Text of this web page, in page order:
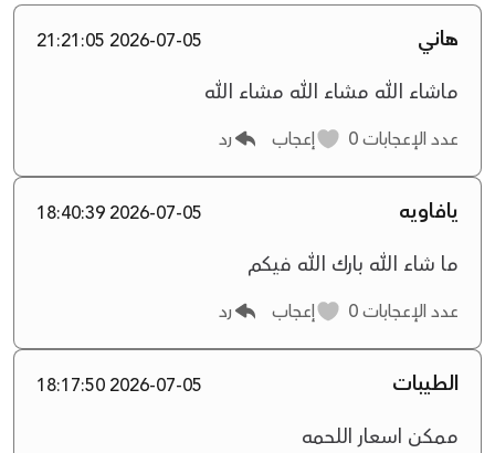
هاني 2026-07-05 21:21:05
ماشاء الله مشاء الله مشاء الله
عدد الإعجابات إعجاب رد
يافاويه 2026-07-05 18:40:39
ما شاء الله بارك الله فيكم
عدد الإعجابات إعجاب رد
الطيبات 2026-07-05 18:17:50
ممكن اسعار اللحمه